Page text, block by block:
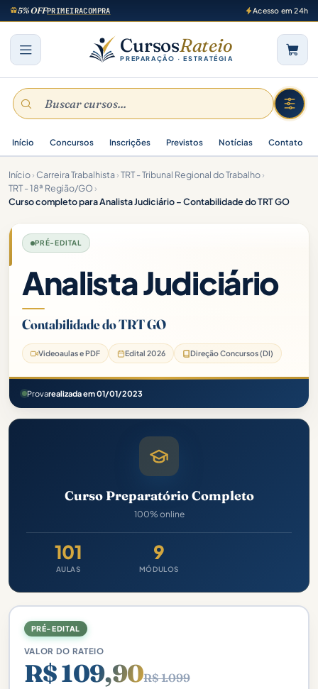
5% OFFPRIMEIRACOMPRA Acesso em 24h
CursosRateio
PREPARAÇÃO · ESTRATÉGIA
Início Concursos Inscrições Previstos Notícias Contato
Início› Carreira Trabalhista›TRT - Tribunal Regional do Trabalho›
TRT - 18ª Região/GO ›
Curso completo para Analista Judiciário – Contabilidade do TRT GO
PRÉ-EDITAL
Analista Judiciário
Contabilidade do TRT GO
Videoaulas e PDF Edital 2026 Direção Concursos (DI)
Provarealizada em 01/01/2023
Curso Preparatório Completo
100% online
101
AULAS
9
MÓDULOS
PRÉ-EDITAL
VALOR DO RATEIO
R$ 109,90R$ 1.099